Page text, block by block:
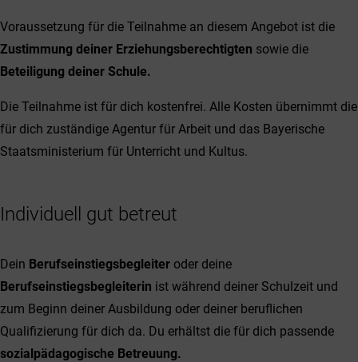
Voraussetzung für die Teilnahme an diesem Angebot ist die
Zustimmung deiner Erziehungsberechtigten sowie die
Beteiligung deiner Schule.
Die Teilnahme ist für dich kostenfrei. Alle Kosten übernimmt die
für dich zuständige Agentur für Arbeit und das Bayerische
Staatsministerium für Unterricht und Kultus.
Individuell gut betreut
Dein Berufseinstiegsbegleiter oder deine
Berufseinstiegsbegleiterin ist während deiner Schulzeit und
zum Beginn deiner Ausbildung oder deiner beruflichen
Qualifizierung für dich da. Du erhältst die für dich passende
sozialpädagogische Betreuung.